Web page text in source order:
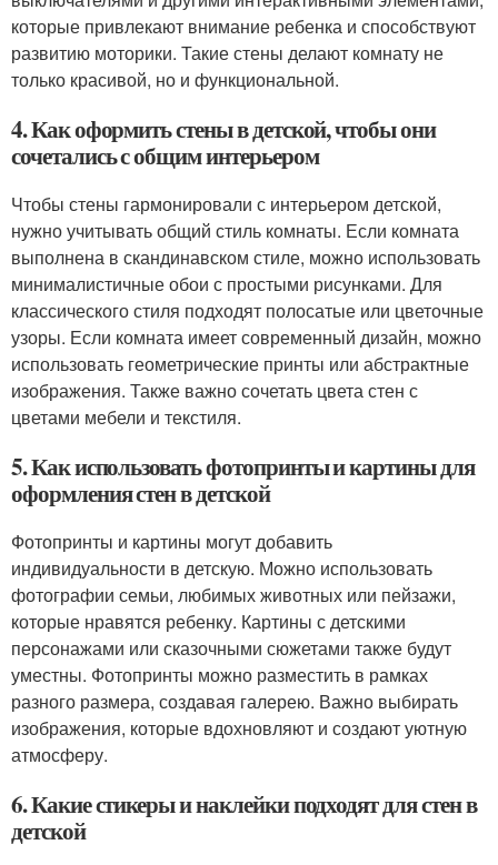
которые привлекают внимание ребенка и способствуют
развитию моторики. Такие стены делают комнату не
только красивой, но и функциональной.
4. Как оформить стены в детской, чтобы они
сочетались с общим интерьером
Чтобы стены гармонировали с интерьером детской,
нужно учитывать общий стиль комнаты. Если комната
выполнена в скандинавском стиле, можно использовать
минималистичные обои с простыми рисунками. Для
классического стиля подходят полосатые или цветочные
узоры. Если комната имеет современный дизайн, можно
использовать геометрические принты или абстрактные
изображения. Также важно сочетать цвета стен с
цветами мебели и текстиля.
5. Как использовать фотопринты и картины для
оформления стен в детской
Фотопринты и картины могут добавить
индивидуальности в детскую. Можно использовать
фотографии семьи, любимых животных или пейзажи,
которые нравятся ребенку. Картины с детскими
персонажами или сказочными сюжетами также будут
уместны. Фотопринты можно разместить в рамках
разного размера, создавая галерею. Важно выбирать
изображения, которые вдохновляют и создают уютную
атмосферу.
6. Какие стикеры и наклейки подходят для стен в
детской